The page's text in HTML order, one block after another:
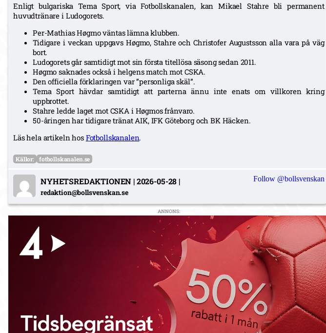
Enligt bulgariska Tema Sport, via Fotbollskanalen, kan Mikael Stahre bli permanent
huvudtränare i Ludogorets.
Per-Mathias Høgmo väntas lämna klubben.
Tidigare i veckan uppgavs Høgmo, Stahre och Christofer Augustsson alla vara på väg
bort.
Ludogorets går samtidigt mot sin första titellösa säsong sedan 2011.
Høgmo saknades också i helgens match mot CSKA.
Den officiella förklaringen var ”personliga skäl”.
Tema Sport hävdar samtidigt att parterna ännu inte enats om villkoren kring
uppbrottet.
Stahre ledde laget mot CSKA i Høgmos frånvaro.
50-åringen har tidigare tränat AIK, IFK Göteborg och BK Häcken.
Läs hela artikeln hos Fotbollskanalen.
Källor: fotbollskanalen.se
NYHETSREDAKTIONEN |2026-05-28 |
redaktion@bollsvenskan.se
Follow @bollsvenskan
ANNONS: